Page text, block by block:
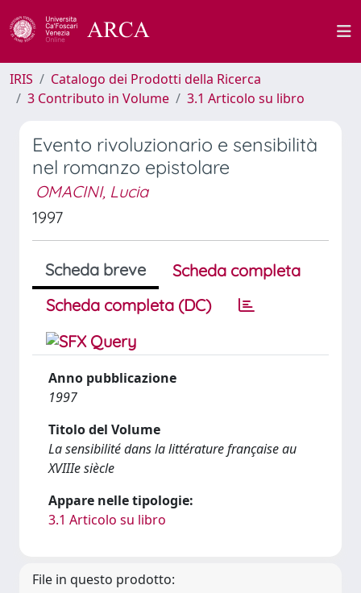
IRIS
Catalogo dei Prodotti della Ricerca
3 Contributo in Volume
3.1 Articolo su libro
Evento rivoluzionario e sensibilità
nel romanzo epistolare
OMACINI, Lucia
1997
Scheda breve
Scheda completa
Scheda completa (DC)
Anno pubblicazione
1997
Titolo del Volume
La sensibilité dans la littérature française au
XVIIIe siècle
Appare nelle tipologie:
3.1 Articolo su libro
File in questo prodotto: